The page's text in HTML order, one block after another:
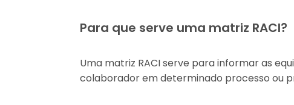
Para que serve uma matriz RACI?
Uma matriz RACI serve para informar as
colaborador em determinado processo ou